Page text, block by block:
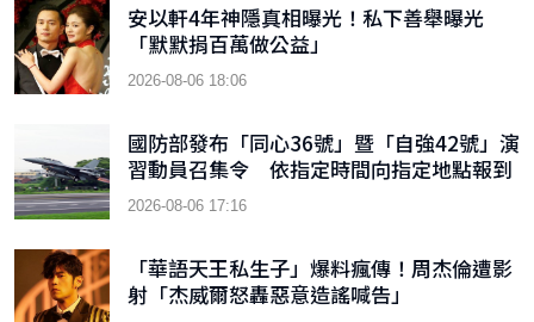
安以軒4年神隱真相曝光！私下善舉曝光
「默默捐百萬做公益」
2026-08-06 18:06
國防部發布「同心36號」暨「自強42號」演
習動員召集令 依指定時間向指定地點報到
2026-08-06 17:16
「華語天王私生子」爆料瘋傳！周杰倫遭影
射「杰威爾怒轟惡意造謠喊告」